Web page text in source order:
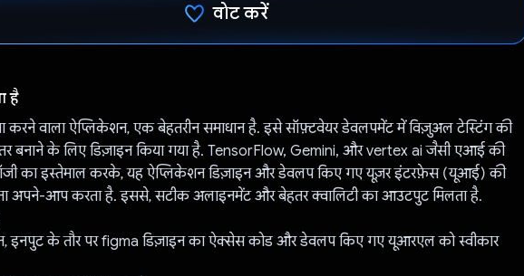
वोट करें
है
करने वाला ऐप्लिकेशन, एक बेहतरीन समाधान है. इसे सॉफ़्टवेयर डेवलपमेंट में विज़ुअल टेस्टिंग की
बनाने के लिए डिज़ाइन किया गया है. TensorFlow, Gemini, और vertex ai जैसी एआई की
का इस्तेमाल करके, यह ऐप्लिकेशन डिज़ाइन और डेवलप किए गए यूज़र इंटरफ़ेस (यूआई) की
अपने-आप करता है. इससे, सटीक अलाइनमेंट और बेहतर क्वालिटी का आउटपुट मिलता है.
इनपुट के तौर पर figma डिज़ाइन का ऐक्सेस कोड और डेवलप किए गए यूआरएल को स्वीकार